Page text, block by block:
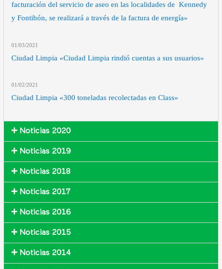
facturación del servicio de aseo en las localidades de Kennedy
y Fontibón, se realizará a través de la factura de energía»
01/03/2021
Ciudad Limpia «Ciudad Limpia rindió cuentas a sus usuarios»
01/02/2021
Ciudad Limpia «300 toneladas recolectadas en Class»
Noticias 2020
Noticias 2019
Noticias 2018
Noticias 2017
Noticias 2016
Noticias 2015
Noticias 2014